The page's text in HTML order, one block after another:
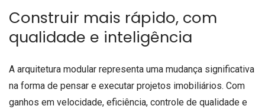
Construir mais rápido, com
qualidade e inteligência
A arquitetura modular representa uma mudança significativa
na forma de pensar e executar projetos imobiliários. Com
ganhos em velocidade, eficiência, controle de qualidade e